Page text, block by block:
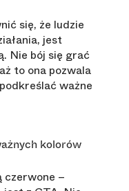
się, że ludzie
jest
Nie bój się grać
to ona pozwala
ważne
kolorów
czerwone –